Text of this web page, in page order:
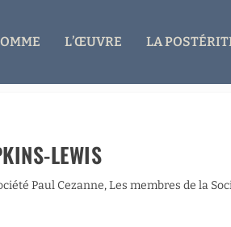
L’ŒUVRE LA
LEWIS
Paul Cezanne,Les membres de la